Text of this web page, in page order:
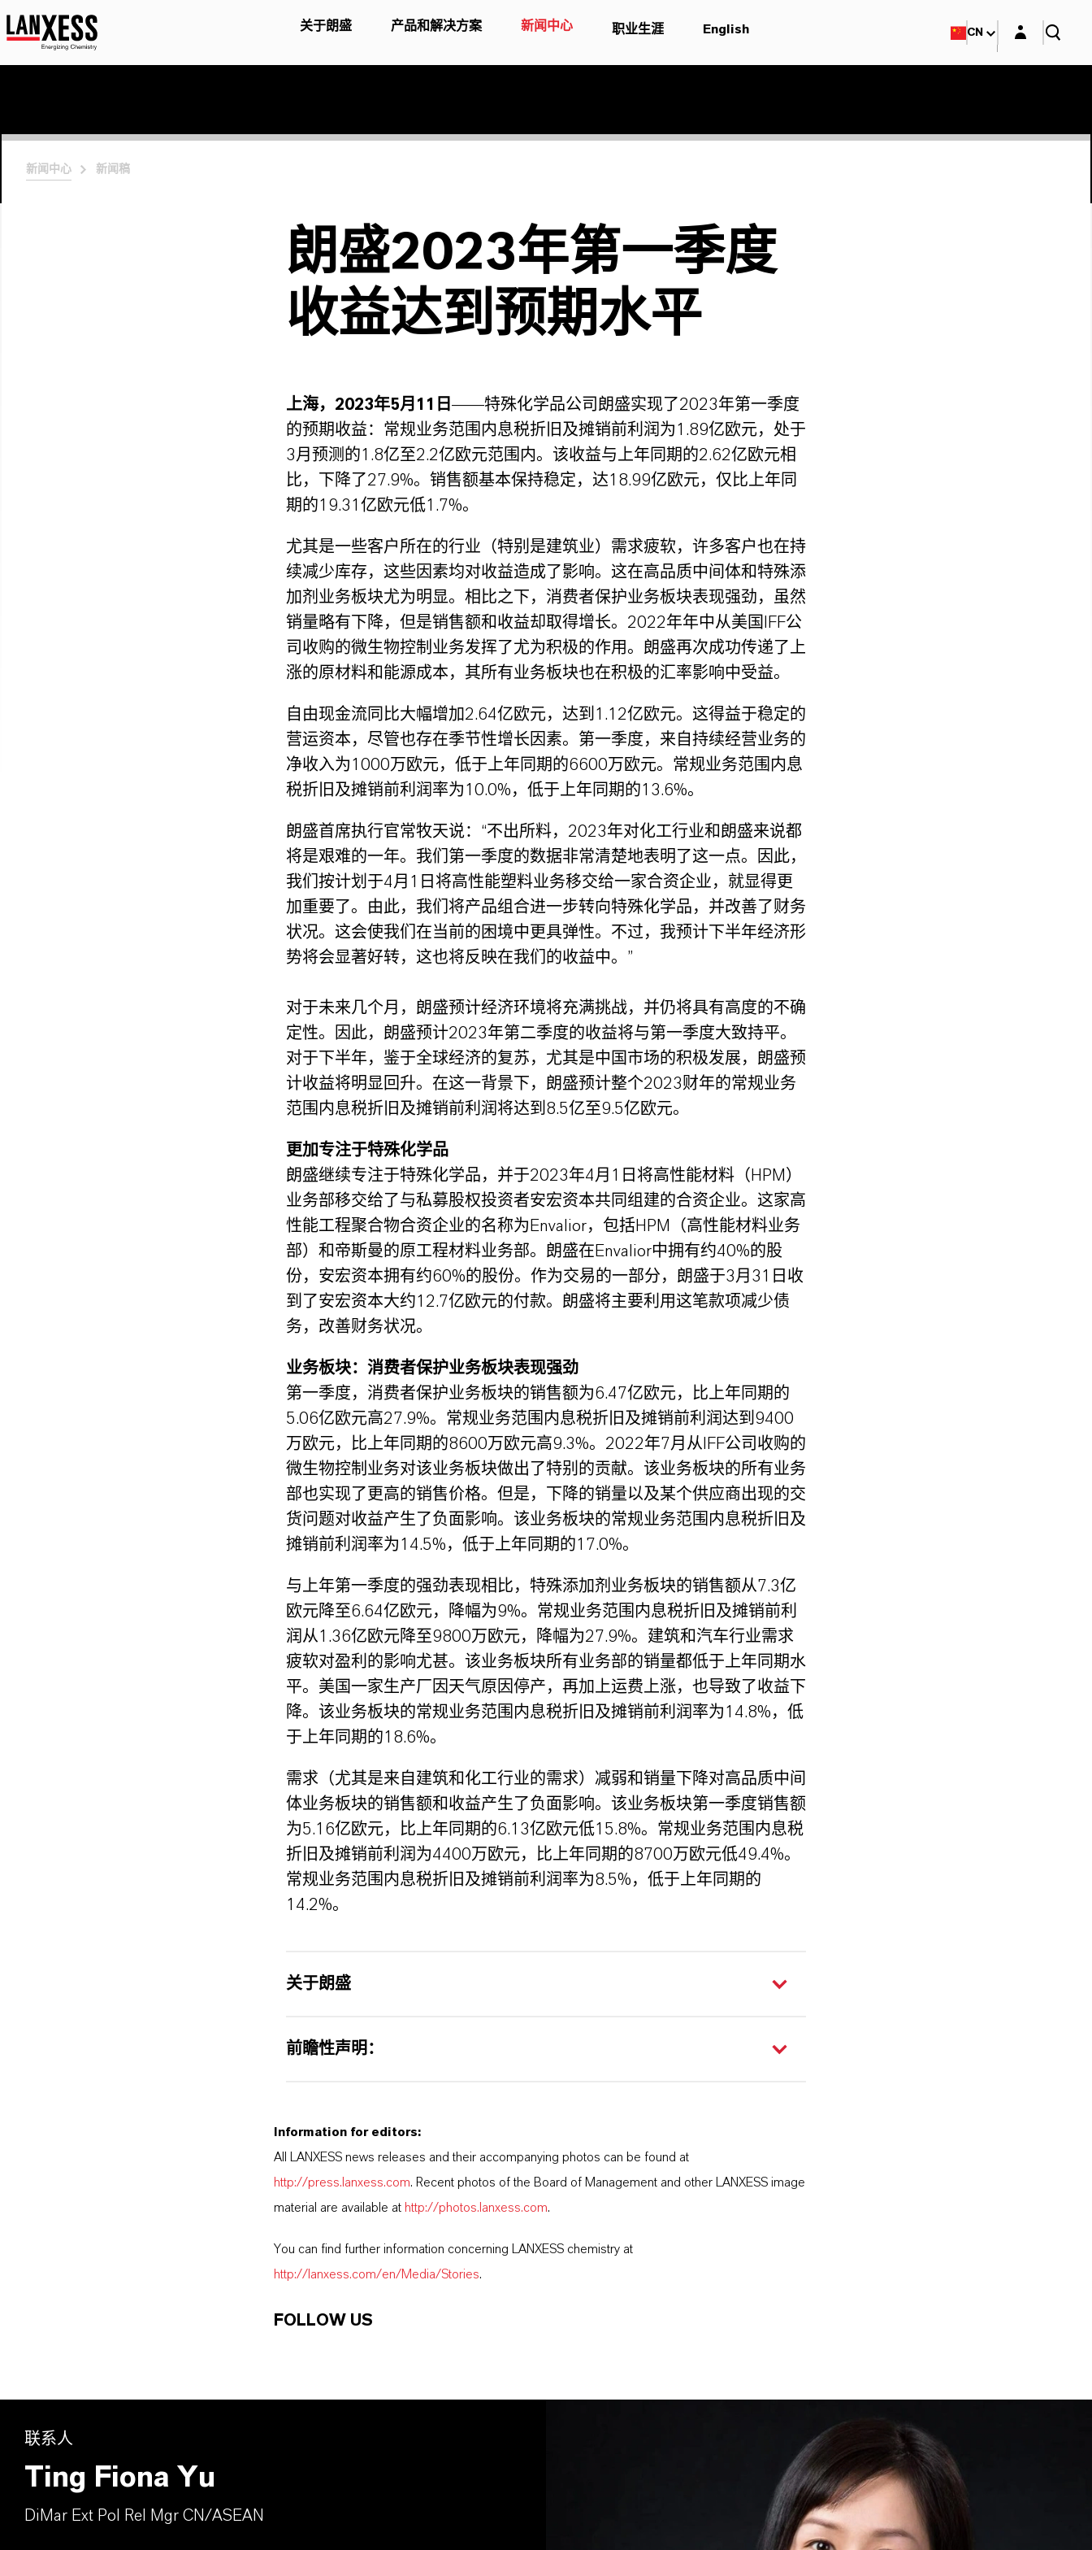
关于朗盛 产品和解决方案 新闻中心 职业生涯 English CN Login layer
新闻中心 新闻稿
朗盛2023年第一季度
收益达到预期水平
上海，2023年5月11日 ——特殊化学品公司朗盛实现了2023年第一季度
的预期收益：常规业务范围内息税折旧及摊销前利润为1.89亿欧元，处于
3月预测的1.8亿至2.2亿欧元范围内。该收益与上年同期的2.62亿欧元相
比，下降了27.9%。销售额基本保持稳定，达18.99亿欧元，仅比上年同
期的19.31亿欧元低1.7%。
尤其是一些客户所在的行业（特别是建筑业）需求疲软，许多客户也在持
续减少库存，这些因素均对收益造成了影响。这在高品质中间体和特殊添
加剂业务板块尤为明显。相比之下，消费者保护业务板块表现强劲，虽然
销量略有下降，但是销售额和收益却取得增长。2022年年中从美国IFF公
司收购的微生物控制业务发挥了尤为积极的作用。朗盛再次成功传递了上
涨的原材料和能源成本，其所有业务板块也在积极的汇率影响中受益。
自由现金流同比大幅增加2.64亿欧元，达到1.12亿欧元。这得益于稳定的
营运资本，尽管也存在季节性增长因素。第一季度，来自持续经营业务的
净收入为1000万欧元，低于上年同期的6600万欧元。常规业务范围内息
税折旧及摊销前利润率为10.0%，低于上年同期的13.6%。
朗盛首席执行官常牧天说：“不出所料，2023年对化工行业和朗盛来说都
将是艰难的一年。我们第一季度的数据非常清楚地表明了这一点。因此，
我们按计划于4月1日将高性能塑料业务移交给一家合资企业，就显得更
加重要了。由此，我们将产品组合进一步转向特殊化学品，并改善了财务
状况。这会使我们在当前的困境中更具弹性。不过，我预计下半年经济形
势将会显著好转，这也将反映在我们的收益中。”
对于未来几个月，朗盛预计经济环境将充满挑战，并仍将具有高度的不确
定性。因此，朗盛预计2023年第二季度的收益将与第一季度大致持平。
对于下半年，鉴于全球经济的复苏，尤其是中国市场的积极发展，朗盛预
计收益将明显回升。在这一背景下，朗盛预计整个2023财年的常规业务
范围内息税折旧及摊销前利润将达到8.5亿至9.5亿欧元。
更加专注于特殊化学品
朗盛继续专注于特殊化学品，并于2023年4月1日将高性能材料（HPM）
业务部移交给了与私募股权投资者安宏资本共同组建的合资企业。这家高
性能工程聚合物合资企业的名称为Envalior，包括HPM（高性能材料业务
部）和帝斯曼的原工程材料业务部。朗盛在Envalior中拥有约40%的股
份，安宏资本拥有约60%的股份。作为交易的一部分，朗盛于3月31日收
到了安宏资本大约12.7亿欧元的付款。朗盛将主要利用这笔款项减少债
务，改善财务状况。
业务板块：消费者保护业务板块表现强劲
第一季度，消费者保护业务板块的销售额为6.47亿欧元，比上年同期的
5.06亿欧元高27.9%。常规业务范围内息税折旧及摊销前利润达到9400
万欧元，比上年同期的8600万欧元高9.3%。2022年7月从IFF公司收购的
微生物控制业务对该业务板块做出了特别的贡献。该业务板块的所有业务
部也实现了更高的销售价格。但是，下降的销量以及某个供应商出现的交
货问题对收益产生了负面影响。该业务板块的常规业务范围内息税折旧及
摊销前利润率为14.5%，低于上年同期的17.0%。
与上年第一季度的强劲表现相比，特殊添加剂业务板块的销售额从7.3亿
欧元降至6.64亿欧元，降幅为9%。常规业务范围内息税折旧及摊销前利
润从1.36亿欧元降至9800万欧元，降幅为27.9%。建筑和汽车行业需求
疲软对盈利的影响尤甚。该业务板块所有业务部的销量都低于上年同期水
平。美国一家生产厂因天气原因停产，再加上运费上涨，也导致了收益下
降。该业务板块的常规业务范围内息税折旧及摊销前利润率为14.8%，低
于上年同期的18.6%。
需求（尤其是来自建筑和化工行业的需求）减弱和销量下降对高品质中间
体业务板块的销售额和收益产生了负面影响。该业务板块第一季度销售额
为5.16亿欧元，比上年同期的6.13亿欧元低15.8%。常规业务范围内息税
折旧及摊销前利润为4400万欧元，比上年同期的8700万欧元低49.4%。
常规业务范围内息税折旧及摊销前利润率为8.5%，低于上年同期的
14.2%。
关于朗盛
前瞻性声明：
Information for editors:
All LANXESS news releases and their accompanying photos can be found at
http://press.lanxess.com. Recent photos of the Board of Management and other LANXESS image
material are available at http://photos.lanxess.com.
You can find further information concerning LANXESS chemistry at
http://lanxess.com/en/Media/Stories.
FOLLOW US
联系人
Ting Fiona Yu
DiMar Ext Pol Rel Mgr CN/ASEAN